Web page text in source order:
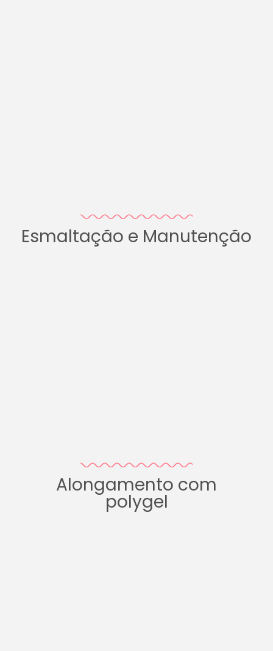
Esmaltação e Manutenção
Alongamento com
polygel